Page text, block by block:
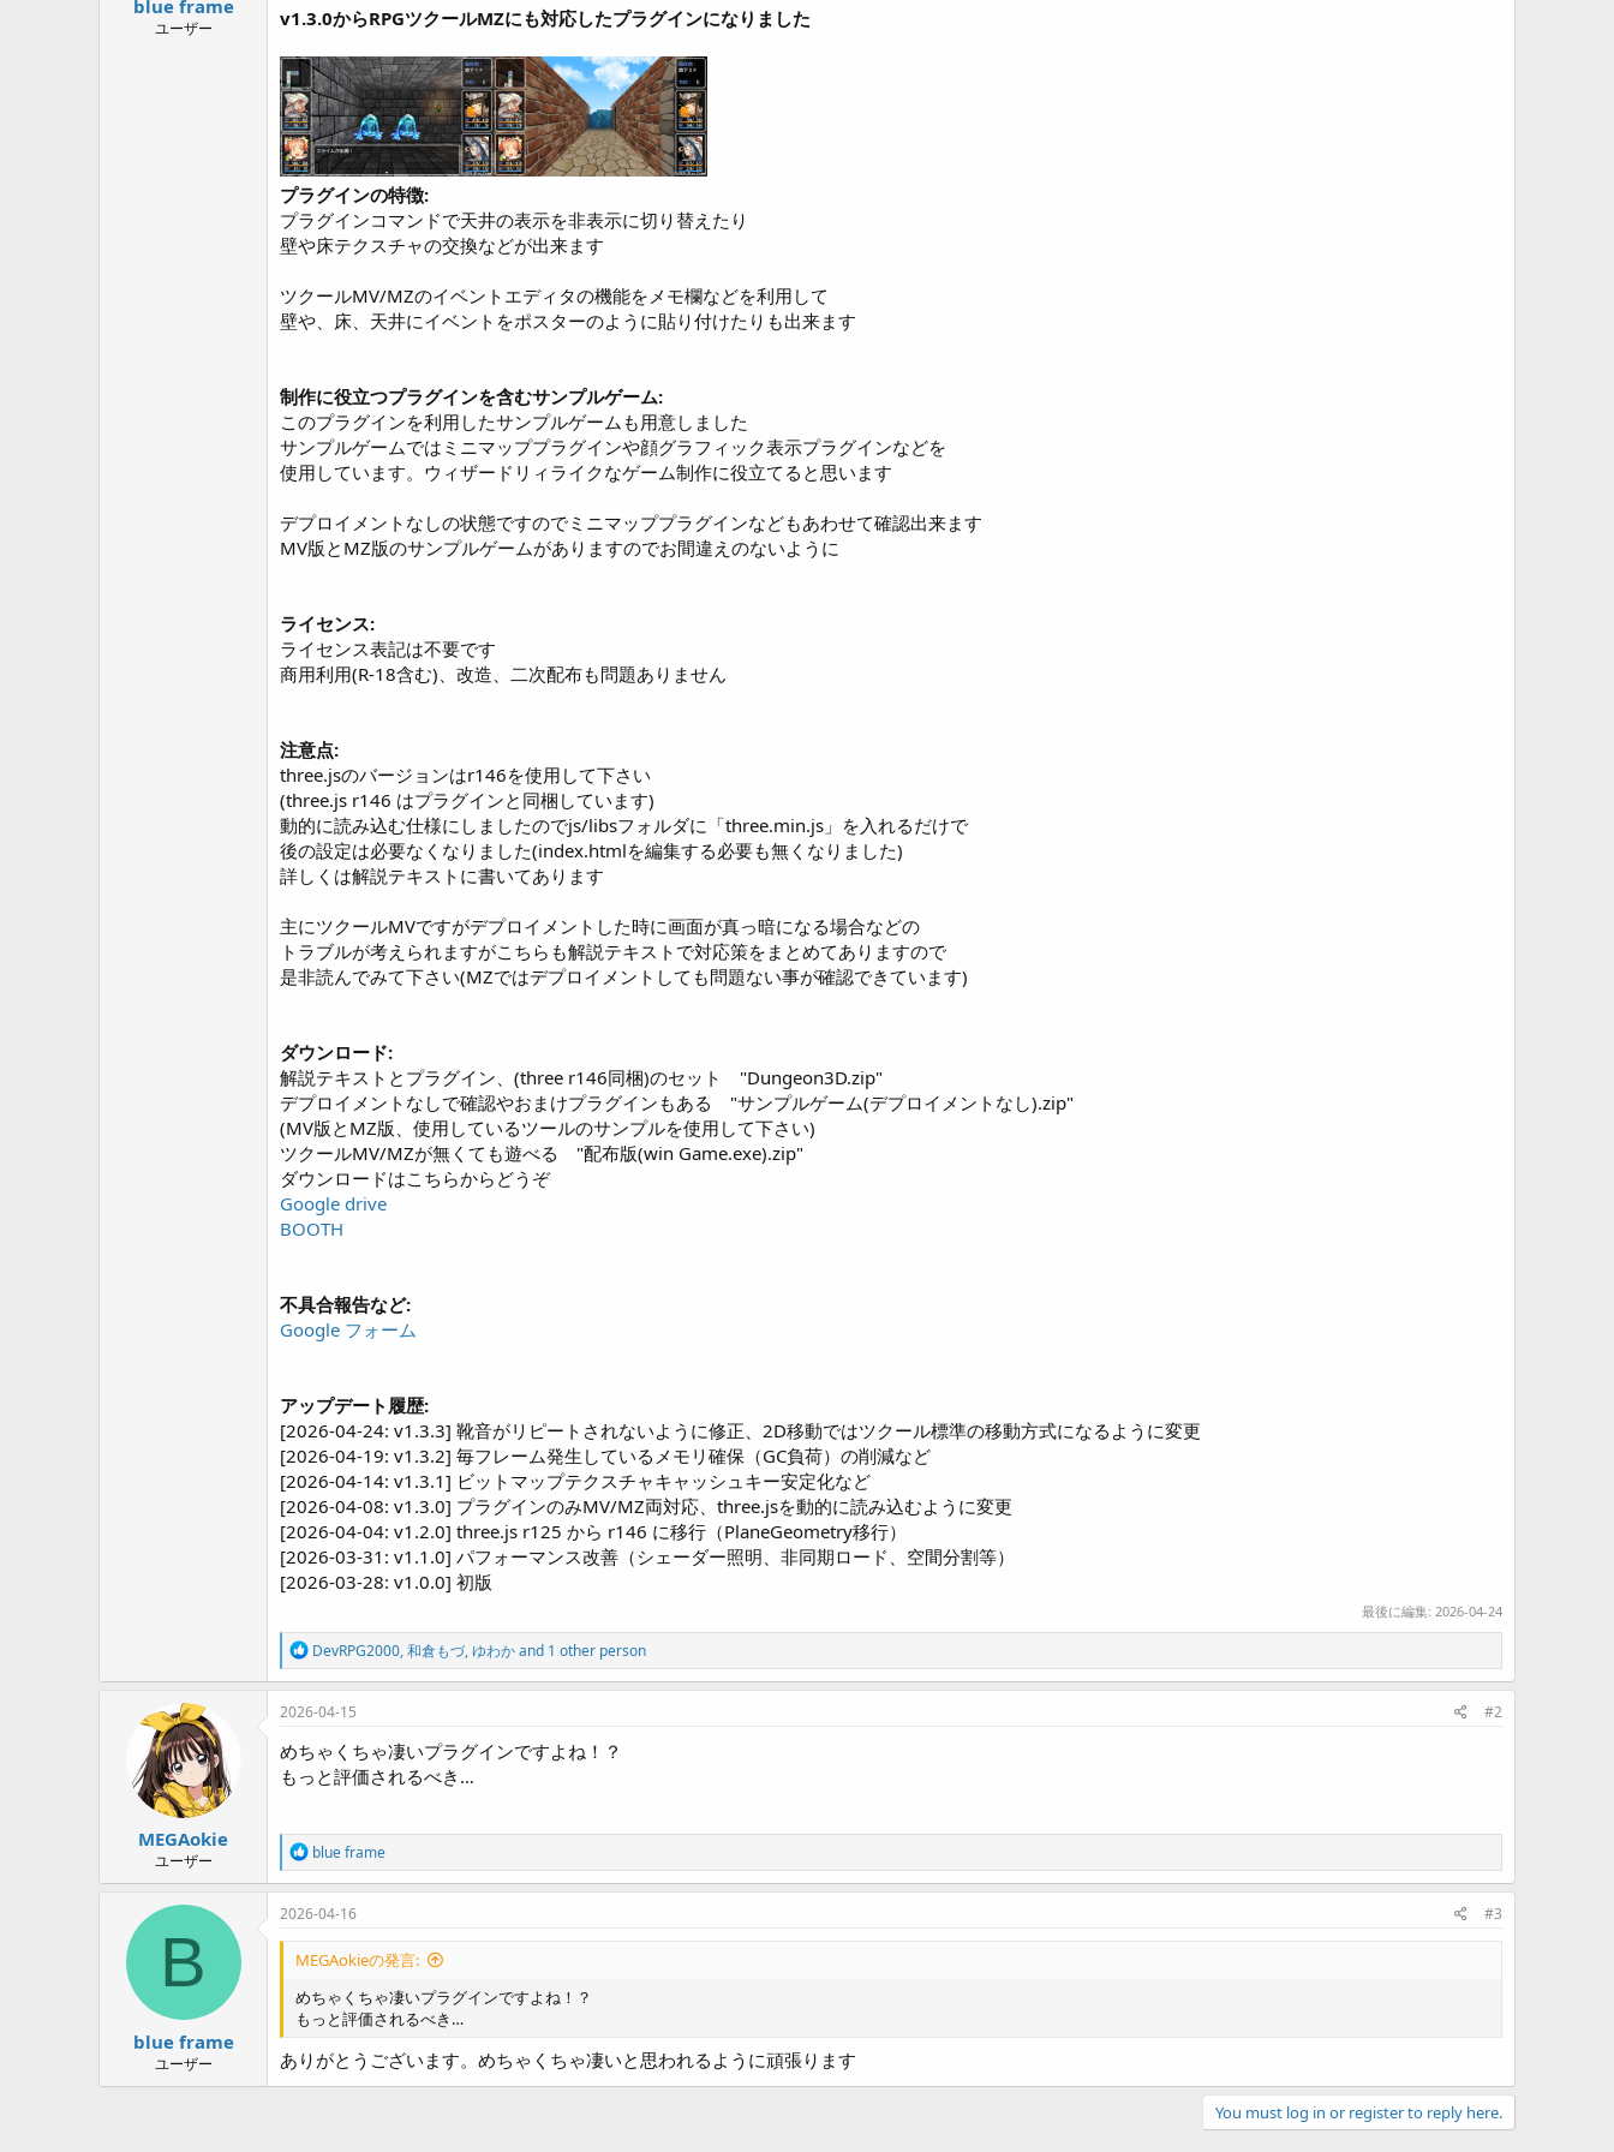
blue frame
ユーザー v1.3.0からRPGツクールMZにも対応したプラグインになりました
プラグインの特徴:
プラグインコマンドで天井の表示を非表示に切り替えたり
壁や床テクスチャの交換などが出来ます
ツクールMV/MZのイベントエディタの機能をメモ欄などを利用して
壁や、床、天井にイベントをポスターのように貼り付けたりも出来ます
制作に役立つプラグインを含むサンプルゲーム:
このプラグインを利用したサンプルゲームも用意しました
サンプルゲームではミニマッププラグインや顔グラフィック表示プラグインなどを
使用しています。ウィザードリィライクなゲーム制作に役立てると思います
デプロイメントなしの状態ですのでミニマッププラグインなどもあわせて確認出来ます
MV版とMZ版のサンプルゲームがありますのでお間違えのないように
ライセンス:
ライセンス表記は不要です
商用利用(R-18含む)、改造、二次配布も問題ありません
注意点:
three.jsのバージョンはr146を使用して下さい
(three.js r146 はプラグインと同梱しています)
動的に読み込む仕様にしましたのでjs/libsフォルダに「three.min.js」を入れるだけで
後の設定は必要なくなりました(index.htmlを編集する必要も無くなりました)
詳しくは解説テキストに書いてあります
主にツクールMVですがデプロイメントした時に画面が真っ暗になる場合などの
トラブルが考えられますがこちらも解説テキストで対応策をまとめてありますので
是非読んでみて下さい(MZではデプロイメントしても問題ない事が確認できています)
ダウンロード:
解説テキストとプラグイン、(three r146同梱)のセット "Dungeon3D.zip"
デプロイメントなしで確認やおまけプラグインもある "サンプルゲーム(デプロイメントなし).zip"
(MV版とMZ版、使用しているツールのサンプルを使用して下さい)
ツクールMV/MZが無くても遊べる "配布版(win Game.exe).zip"
ダウンロードはこちらからどうぞ
Google drive
BOOTH
不具合報告など:
Google フォーム
アップデート履歴:
[2026-04-24: v1.3.3] 靴音がリピートされないように修正、2D移動ではツクール標準の移動方式になるように変更
[2026-04-19: v1.3.2] 毎フレーム発生しているメモリ確保（GC負荷）の削減など
[2026-04-14: v1.3.1] ビットマップテクスチャキャッシュキー安定化など
[2026-04-08: v1.3.0] プラグインのみMV/MZ両対応、three.jsを動的に読み込むように変更
[2026-04-04: v1.2.0] three.js r125 から r146 に移行（PlaneGeometry移行）
[2026-03-31: v1.1.0] パフォーマンス改善（シェーダー照明、非同期ロード、空間分割等）
[2026-03-28: v1.0.0] 初版
最後に編集: 2026-04-24
R
e
a
c
o
n
DevRPG2000,和倉もづ,ゆわかand 1 other person
MEGAokie
ユーザー
2026-04-15 #2
めちゃくちゃ凄いプラグインですよね！？
もっと評価されるべき…
R
e
a
c
o
s
:
blue frame
B
blue frame
ユーザー
2026-04-16 #3
MEGAokieの発言:
めちゃくちゃ凄いプラグインですよね！？
もっと評価されるべき…
ありがとうございます。めちゃくちゃ凄いと思われるように頑張ります
You must log in or register to reply here.